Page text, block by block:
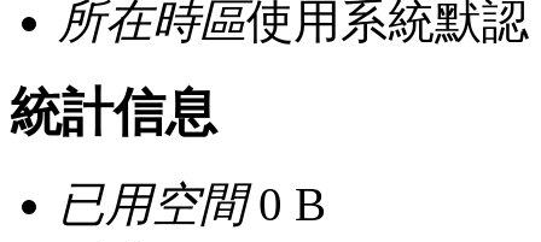
所在時區使用系統默認
統計信息
已用空間0 B